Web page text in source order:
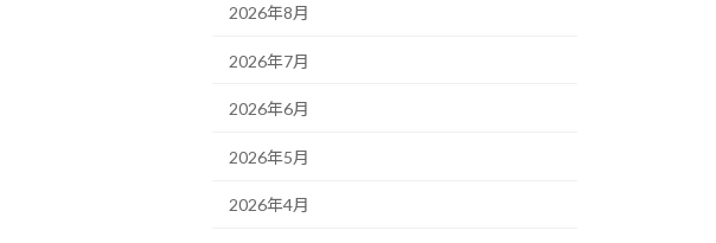
2026年8月
2026年7月
2026年6月
2026年5月
2026年4月